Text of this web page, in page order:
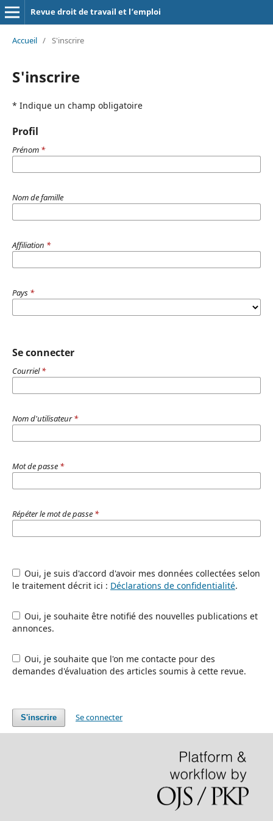
Revue droit de travail et l’emploi
Accueil / S'inscrire
S'inscrire
* Indique un champ obligatoire
Profil
Prénom *
Nom de famille
Affiliation *
Pays *
Se connecter
Courriel*
Nom d'utilisateur*
Mot de passe *
Répéter le mot de passe *
le traitement décrit ici : Déclarations de confidentialité.
annonces.
demandes d'évaluation des articles soumis à cette revue.
S'inscrire Se connecter